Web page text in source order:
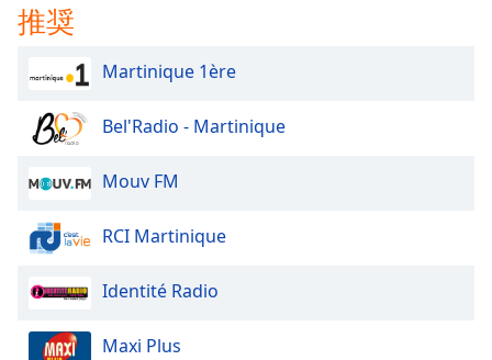
Fullscreen
This
modal
window.
Beginning
dialog
window.
Escape
cancel
推奨
Martinique 1ère
Bel'Radio - Martinique
Mouv FM
RCI Martinique
Identité Radio
Maxi Plus